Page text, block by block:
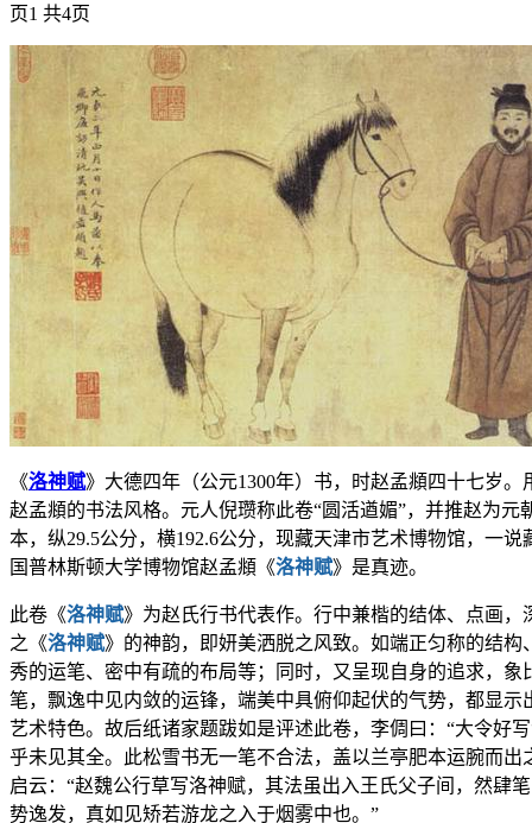
页1 共4页
《洛神赋》大德四年（公元1300年）书，时赵孟頫四十七岁
赵孟頫的书法风格。元人倪瓒称此卷“圆活遒媚”，并推赵为元
本，纵29.5公分，横192.6公分，现藏天津市艺术博物馆，一
国普林斯顿大学博物馆赵孟頫《洛神赋》是真迹。
此卷《洛神赋》为赵氏行书代表作。行中兼楷的结体、点画，
之《洛神赋》的神韵，即妍美洒脱之风致。如端正匀称的结构
秀的运笔、密中有疏的布局等；同时，又呈现自身的追求，象
笔，飘逸中见内敛的运锋，端美中具俯仰起伏的气势，都显示
艺术特色。故后纸诸家题跋如是评述此卷，李倜曰：“大令好
乎未见其全。此松雪书无一笔不合法，盖以兰亭肥本运腕而出
启云：“赵魏公行草写洛神赋，其法虽出入王氏父子间，然肆
势逸发，真如见矫若游龙之入于烟雾中也。”